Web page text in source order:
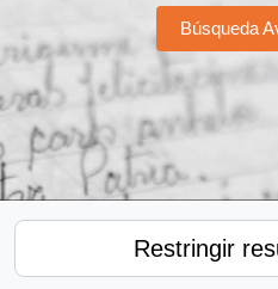
Búsqueda
Restringir